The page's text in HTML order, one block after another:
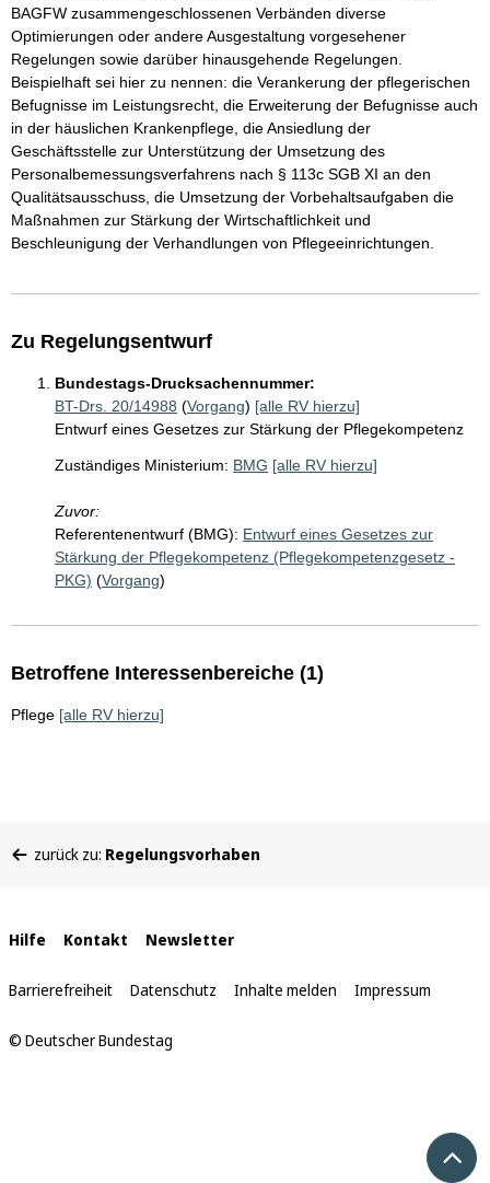
BAGFW zusammengeschlossenen Verbänden diverse
Optimierungen oder andere Ausgestaltung vorgesehener
Regelungen sowie darüber hinausgehende Regelungen.
Beispielhaft sei hier zu nennen: die Verankerung der pflegerischen
Befugnisse im Leistungsrecht, die Erweiterung der Befugnisse auch
in der häuslichen Krankenpflege, die Ansiedlung der
Geschäftsstelle zur Unterstützung der Umsetzung des
Personalbemessungsverfahrens nach § 113c SGB XI an den
Qualitätsausschuss, die Umsetzung der Vorbehaltsaufgaben die
Maßnahmen zur Stärkung der Wirtschaftlichkeit und
Beschleunigung der Verhandlungen von Pflegeeinrichtungen.
Zu Regelungsentwurf
Bundestags-Drucksachennummer:
BT-Drs. 20/14988 (Vorgang) [alle RV hierzu]
Entwurf eines Gesetzes zur Stärkung der Pflegekompetenz
Zuständiges Ministerium: BMG [alle RV hierzu]
Zuvor:
Referentenentwurf (BMG): Entwurf eines Gesetzes zur
Stärkung der Pflegekompetenz (Pflegekompetenzgesetz -
PKG) (Vorgang)
Betroffene Interessenbereiche (1)
Pflege [alle RV hierzu]
befinden
zurück zu: Regelungsvorhaben
Interne
Links
Hilfe Kontakt Newsletter
Barrierefreiheit Datenschutz Inhalte melden Impressum
© Deutscher Bundestag